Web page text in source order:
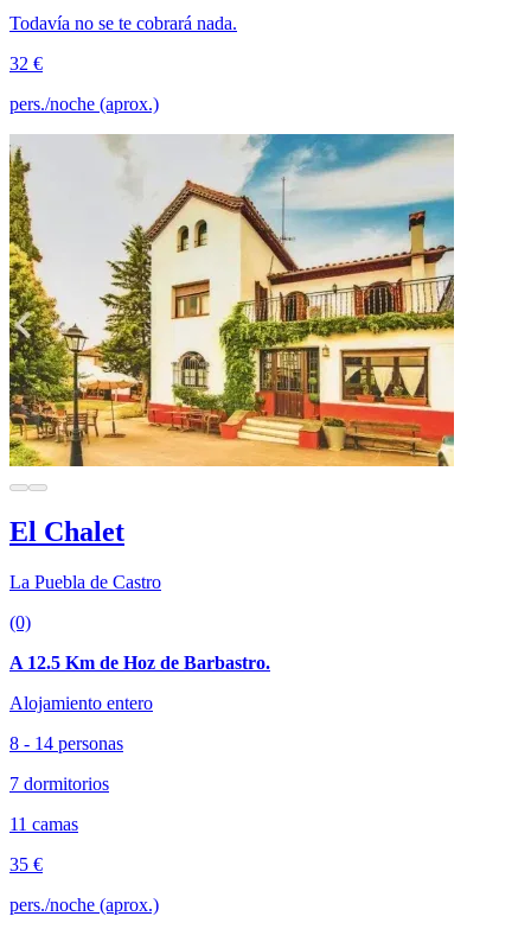
Todavía no se te cobrará nada.
32 €
pers./noche (aprox.)
El Chalet
La Puebla de Castro
(0)
A 12.5 Km de Hoz de Barbastro.
Alojamiento entero
8 - 14 personas
7 dormitorios
11 camas
35 €
pers./noche (aprox.)